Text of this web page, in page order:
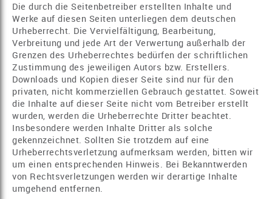
Die durch die Seitenbetreiber erstellten Inhalte und
Werke auf diesen Seiten unterliegen dem deutschen
Urheberrecht. Die Vervielfältigung, Bearbeitung,
Verbreitung und jede Art der Verwertung außerhalb der
Grenzen des Urheberrechtes bedürfen der schriftlichen
Zustimmung des jeweiligen Autors bzw. Erstellers.
Downloads und Kopien dieser Seite sind nur für den
privaten, nicht kommerziellen Gebrauch gestattet. Soweit
die Inhalte auf dieser Seite nicht vom Betreiber erstellt
wurden, werden die Urheberrechte Dritter beachtet.
Insbesondere werden Inhalte Dritter als solche
gekennzeichnet. Sollten Sie trotzdem auf eine
Urheberrechtsverletzung aufmerksam werden, bitten wir
um einen entsprechenden Hinweis. Bei Bekanntwerden
von Rechtsverletzungen werden wir derartige Inhalte
umgehend entfernen.